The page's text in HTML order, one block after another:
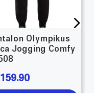
Olympikus
Jogging Comfy
159.90